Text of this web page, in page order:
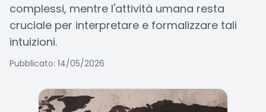
complessi, mentre l'attività umana resta
cruciale per interpretare e formalizzare tali
intuizioni.
Pubblicato: 14/05/2026